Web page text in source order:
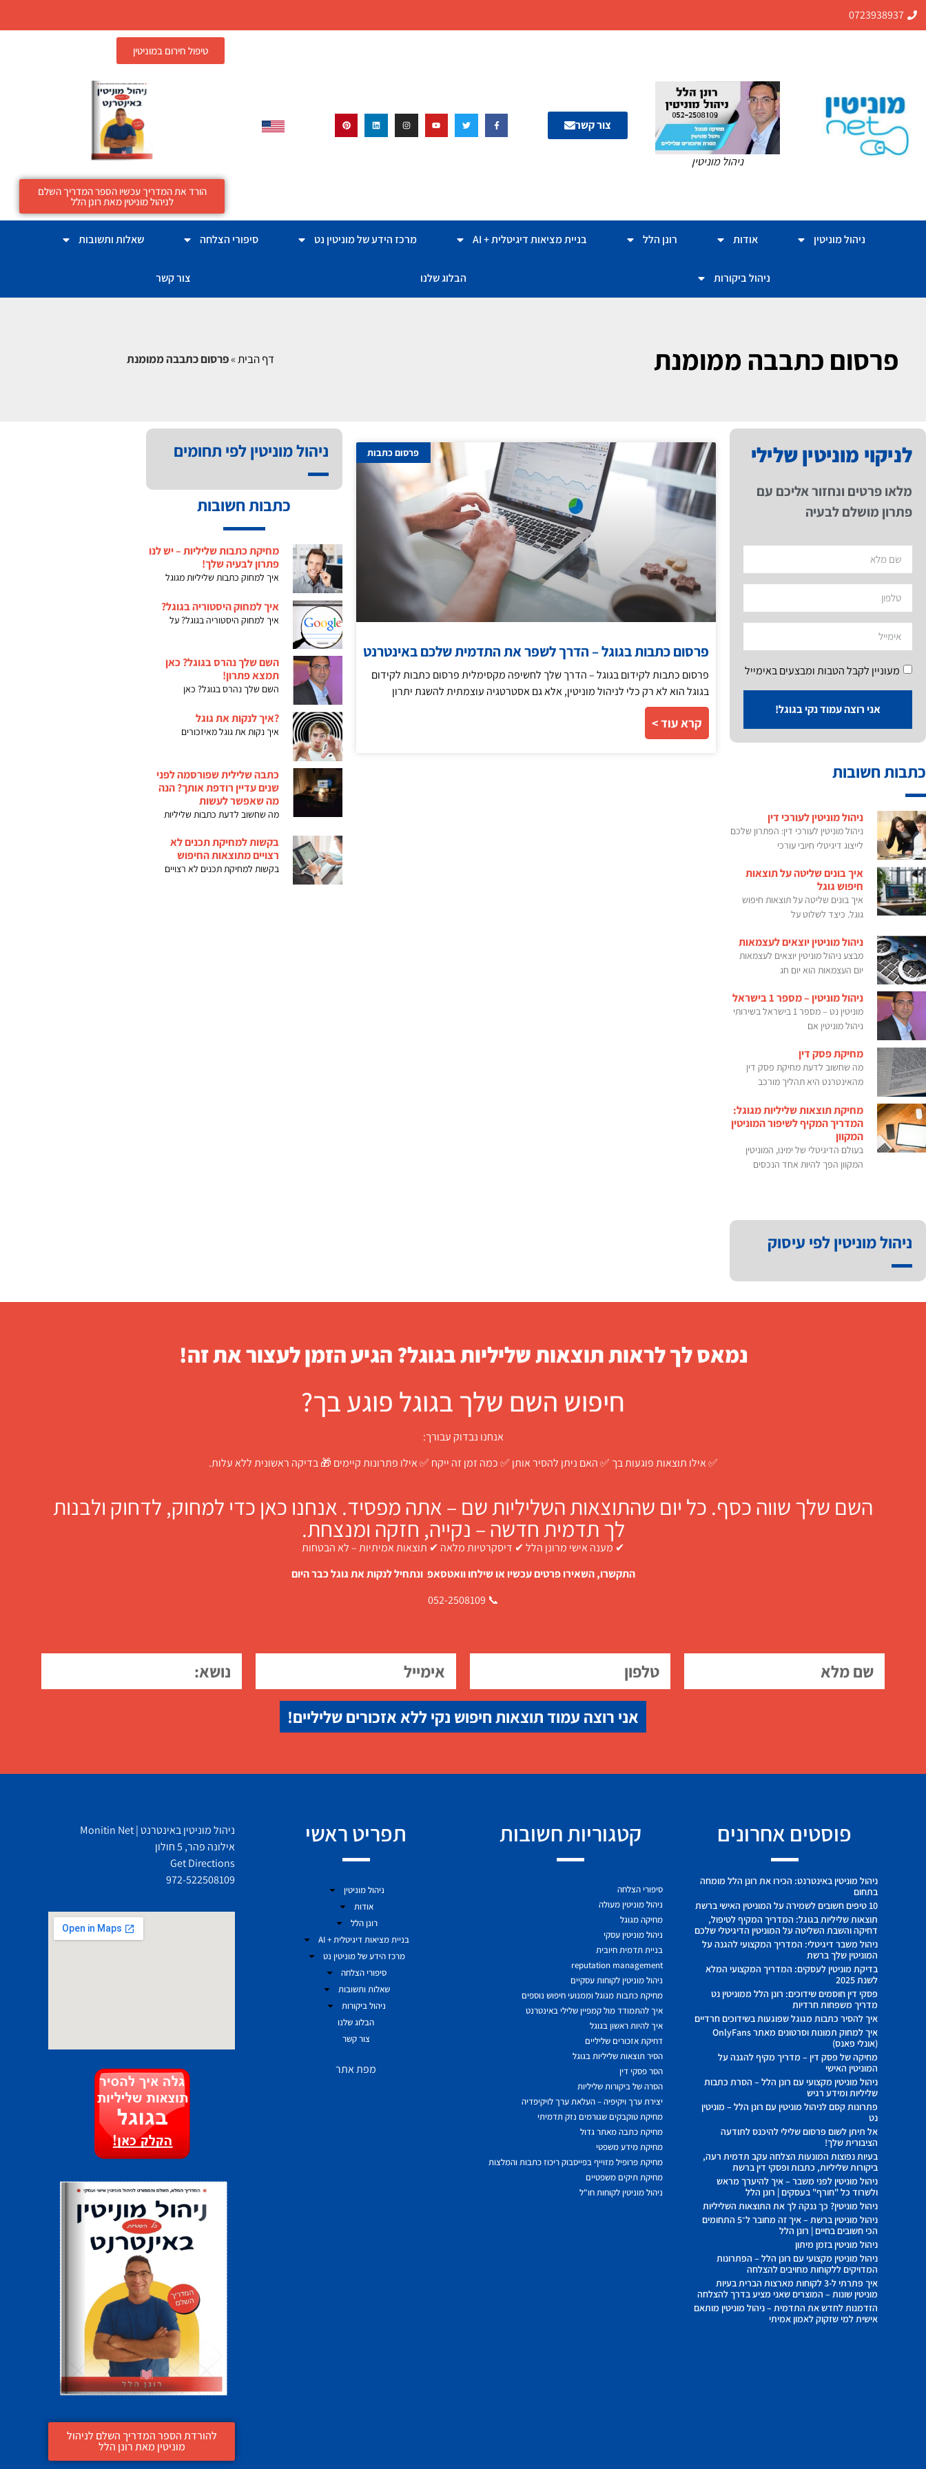
0723938937
ניהול מוניטין
צור קשר
טיפול חירום במוניטין
הורד את המדריך עכשיו הספר המדריך השלם
לניהול מוניטין מאת רונן הלל
ניהול מוניטין אודות רונן הלל בניית מציאות דיגיטלית + AI מרכז הידע של מוניטין נט סיפורי הצלחה שאלות ותשובות
ניהול ביקורות הבלוג שלנו צור קשר
פרסום כתבבה ממומנת דף הבית»פרסום כתבבה ממומנת
לניקוי מוניטין שלילי
מלאו פרטים ונחזור אליכם עם
פתרון מושלם לבעיה
מעוניין לקבל הטבות ומבצעים באימייל
אני רוצה עמוד נקי בגוגל!
כתבות חשובות
ניהול מוניטין לעורכי דין
ניהול מוניטין לעורכי דין: הפתרון שלכם
לייצוג דיגיטלי חיובי עורכי
איך בונים שליטה על תוצאות
חיפוש גוגל
איך בונים שליטה על תוצאות חיפוש
גוגל. כיצד לשלוט על
ניהול מוניטין יוצאים לעצמאות
מבצע ניהול מוניטין יוצאים לעצמאות
יום העצמאות הוא יום חג
ניהול מוניטין – מספר 1 בישראל
מוניטין נט – מספר 1 בישראל בשירותי
ניהול מוניטין אם
מחיקת פסק דין
מה שחשוב לדעת מחיקת פסק דין
מהאינטרנט היא תהליך מורכב
מחיקת תוצאות שליליות מגוגל:
המדריך המקיף לשיפור המוניטין
המקוון
בעולם הדיגיטלי של ימינו, המוניטין
המקוון הפך להיות אחד הנכסים
ניהול מוניטין לפי עיסוק
פרסום כתבות
פרסום כתבות בגוגל – הדרך לשפר את התדמית שלכם באינטרנט
פרסום כתבות לקידום בגוגל – הדרך שלך לחשיפה מקסימלית פרסום כתבות לקידום
בגוגל הוא לא רק כלי לניהול מוניטין, אלא גם אסטרטגיה עוצמתית להשגת יתרון
קרא עוד >
ניהול מוניטין לפי תחומים
כתבות חשובות
מחיקת כתבות שליליות – יש לנו
פתרון לבעיה שלך!
איך למחוק כתבות שליליות מגוגל
איך למחוק היסטוריה בגוגל?
איך למחוק היסטוריה בגוגל? על
השם שלך נהרס בגוגל? כאן
תמצא פתרון!
השם שלך נהרס בגוגל? כאן
?איך לנקות את גוגל
איך נקות את גוגל מאיזכורים
כתבה שלילית שפורסמה לפני
שנים עדיין רודפת אותך? הנה
מה שאפשר לעשות
מה שחשוב לדעת כתבות שליליות
בקשות למחיקת תכנים לא
רצויים מתוצאות החיפוש
בקשות למחיקת תכנים לא רצויים
נמאס לך לראות תוצאות שליליות בגוגל? הגיע הזמן לעצור את זה!
חיפוש השם שלך בגוגל פוגע בך?
אנחנו נבדוק עבורך:
✅ אילו תוצאות פוגעות בך ✅ האם ניתן להסיר אותן ✅ כמה זמן זה ייקח ✅ אילו פתרונות קיימים 🎁 בדיקה ראשונית ללא עלות.
השם שלך שווה כסף. כל יום שהתוצאות השליליות שם – אתה מפסיד. אנחנו כאן כדי למחוק, לדחוק ולבנות
לך תדמית חדשה – נקייה, חזקה ומנצחת.
✔ מענה אישי מרונן הלל ✔ דיסקרטיות מלאה ✔ תוצאות אמיתיות – לא הבטחות
התקשרו, השאירו פרטים עכשיו או שילחו וואטסאפ ונתחיל לנקות את גוגל כבר היום
📞 052-2508109
אני רוצה עמוד תוצאות חיפוש נקי ללא אזכורים שליליים!
פוסטים אחרונים
ניהול מוניטין באינטרנט: הכירו את רונן הלל מומחה
בתחום
10 טיפים חשובים לשמירה על המוניטין האישי ברשת
תוצאות שליליות בגוגל: המדריך המקיף לטיפול,
דחיקה והשבת השליטה על המוניטין הדיגיטלי שלכם
ניהול משבר דיגיטלי: המדריך המקצועי להגנה על
המוניטין שלך ברשת
בדיקת מוניטין לעסקים: המדריך המקצועי המלא
לשנת 2025
פסקי דין חוסמים שידוכים: רונן הלל ממוניטין נט
מדריך משפחות חרדיות
איך להסיר כתבות מגוגל שפוגעות בשידוכים חרדיים
איך למחוק תמונות וסרטונים מאתר OnlyFans
(אונלי פאנס)
מחיקה של פסק דין – מדריך מקיף להגנה על
המוניטין האישי
ניהול מוניטין מקצועי עם רונן הלל – הסרת כתבות
שליליות ומידע רגיש
פתרונות קסם לניהול מוניטין עם רונן הלל – מוניטין
נט
אל תיתן לשום פרסום שלילי להיכנס לתודעה
הציבורית שלך!
בעיות נפוצות המונעות הצלחה עקב תדמית רעה,
ביקורות שליליות, כתבות ופסקי דין ברשת
ניהול מוניטין לפני משבר – איך להיערך מראש
ולשרוד כל "חורף" בעסקים | רונן הלל
ניהול מוניטין? כך ננקה לך את התוצאות השליליות
ניהול מוניטין ברשת – איך זה מחובר ל־5 התחומים
הכי חשובים בחיים | רונן הלל
ניהול מוניטין בזמן מיתון
ניהול מוניטין מקצועי עם רונן הלל – הפתרונות
המדויקים ללקוחות מחויבים להצלחה
איך פתרתי ל-3 לקוחות מארצות הברית בעיות
מוניטין שונות – המוצרים שאני מציע בדרך להצלחה
הזדמנות לחדש את התדמית – ניהול מוניטין מותאם
אישית למי שזקוק לאמון אמיתי
קטגוריות חשובות
סיפורי הצלחה
ניהול מוניטין מעולה
מחיקה מגוגל
ניהול מוניטין עסקי
בניית תדמית חיובית
reputation management
ניהול מוניטין לקוחות עסקיים
מחיקת כתבות מגוגל וממנועי חיפוש נוספים
איך להתמודד מול קמפיין שלילי באינטרנט
איך להיות ראשון בגוגל
דחיקת אזכורים שליליים
הסיר תוצאות שליליות בגוגל
הסר פסקי דין
הסרה של ביקורות שליליות
יצירת ערך ויקיפיה – העלאת ערך לויקיפדיה
מחיקת טוקבקים שגורמים נזק תדמיתי
מחיקת כתבה מאתר גדול
מחיקת מידע משפטי
מחיקת פרופיל מזוייף בפייסבוק ריכוז כתבות והמלצות
מחיקת תיקים משפטיים
ניהול מוניטין לקוחות חו"ל
תפריט ראשי
ניהול מוניטין
אודות
רונן הלל
בניית מציאות דיגיטלית + AI
מרכז הידע של מוניטין נט
סיפורי הצלחה
שאלות ותשובות
ניהול ביקורות
הבלוג שלנו
צור קשר
מפת אתר
ניהול מוניטין באינטרנט | Monitin Net
אילונה פהר, 5 חולון
Get Directions
972-522508109
להורדת הספר המדריך השלם לניהול
מוניטין מאת רונן הלל